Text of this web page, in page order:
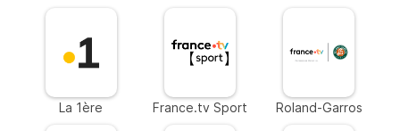
La 1ère France.tv Sport Roland-Garros